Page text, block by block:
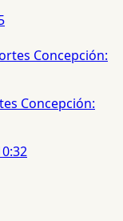
Concepción: